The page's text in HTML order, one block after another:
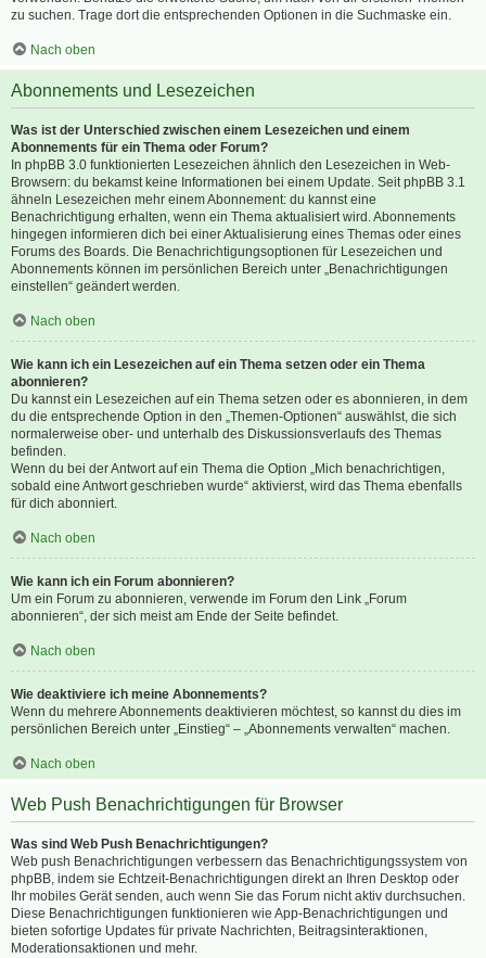
zu suchen. Trage dort die entsprechenden Optionen in die Suchmaske ein.
Nach oben
Abonnements und Lesezeichen
Was ist der Unterschied zwischen einem Lesezeichen und einem
Abonnements für ein Thema oder Forum?
In phpBB 3.0 funktionierten Lesezeichen ähnlich den Lesezeichen in Web-
Browsern: du bekamst keine Informationen bei einem Update. Seit phpBB 3.1
ähneln Lesezeichen mehr einem Abonnement: du kannst eine
Benachrichtigung erhalten, wenn ein Thema aktualisiert wird. Abonnements
hingegen informieren dich bei einer Aktualisierung eines Themas oder eines
Forums des Boards. Die Benachrichtigungsoptionen für Lesezeichen und
Abonnements können im persönlichen Bereich unter „Benachrichtigungen
einstellen“ geändert werden.
Nach oben
Wie kann ich ein Lesezeichen auf ein Thema setzen oder ein Thema
abonnieren?
Du kannst ein Lesezeichen auf ein Thema setzen oder es abonnieren, in dem
du die entsprechende Option in den „Themen-Optionen“ auswählst, die sich
normalerweise ober- und unterhalb des Diskussionsverlaufs des Themas
befinden.
Wenn du bei der Antwort auf ein Thema die Option „Mich benachrichtigen,
sobald eine Antwort geschrieben wurde“ aktivierst, wird das Thema ebenfalls
für dich abonniert.
Nach oben
Wie kann ich ein Forum abonnieren?
Um ein Forum zu abonnieren, verwende im Forum den Link „Forum
abonnieren“, der sich meist am Ende der Seite befindet.
Nach oben
Wie deaktiviere ich meine Abonnements?
Wenn du mehrere Abonnements deaktivieren möchtest, so kannst du dies im
persönlichen Bereich unter „Einstieg“ – „Abonnements verwalten“ machen.
Nach oben
Web Push Benachrichtigungen für Browser
Was sind Web Push Benachrichtigungen?
Web push Benachrichtigungen verbessern das Benachrichtigungssystem von
phpBB, indem sie Echtzeit-Benachrichtigungen direkt an Ihren Desktop oder
Ihr mobiles Gerät senden, auch wenn Sie das Forum nicht aktiv durchsuchen.
Diese Benachrichtigungen funktionieren wie App-Benachrichtigungen und
bieten sofortige Updates für private Nachrichten, Beitragsinteraktionen,
Moderationsaktionen und mehr.